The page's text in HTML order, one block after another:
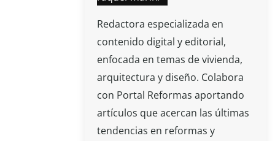
Redactora especializada en
contenido digital y editorial,
enfocada en temas de vivienda,
arquitectura y diseño. Colabora
con Portal Reformas aportando
artículos que acercan las últimas
tendencias en reformas y